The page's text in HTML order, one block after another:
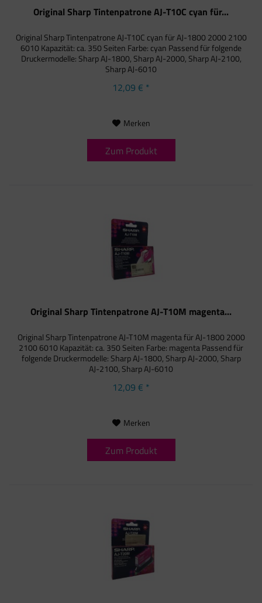
Original Sharp Tintenpatrone AJ-T10C cyan für...
Original Sharp Tintenpatrone AJ-T10C cyan für AJ-1800 2000 2100
6010 Kapazität: ca. 350 Seiten Farbe: cyan Passend für folgende
Druckermodelle: Sharp AJ-1800, Sharp AJ-2000, Sharp AJ-2100,
Sharp AJ-6010
12,09 € *
Merken
Zum Produkt
Original Sharp Tintenpatrone AJ-T10M magenta...
Original Sharp Tintenpatrone AJ-T10M magenta für AJ-1800 2000
2100 6010 Kapazität: ca. 350 Seiten Farbe: magenta Passend für
folgende Druckermodelle: Sharp AJ-1800, Sharp AJ-2000, Sharp
AJ-2100, Sharp AJ-6010
12,09 € *
Merken
Zum Produkt